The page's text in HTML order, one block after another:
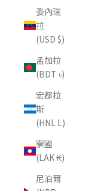
委內瑞
拉
(USD $)
孟加拉
(BDT ৳)
宏都拉
斯
(HNL L)
寮國
(LAK ₭)
尼泊爾